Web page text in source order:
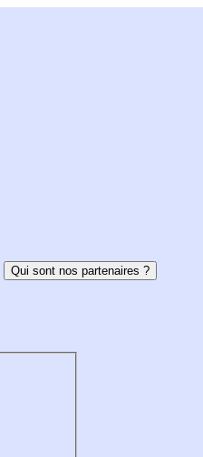
Qui sont nos partenaires ?